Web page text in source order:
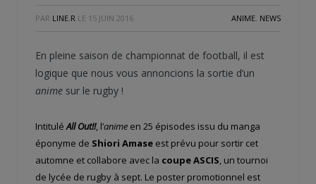
PAR LINE.R LE 15 JUIN 2016 ANIME, NEWS
En pleine saison de championnat de football, il est
logique que nous vous annoncions la sortie d’un
anime sur le rugby !
IntituléAll Out!!, l’anime en 25 épisodes issu du manga
éponyme de Shiori Amase est prévu pour sortir cet
automne et collabore avec la coupe ASCIS, un tournoi
de lycée de rugby à sept. Le poster promotionnel est